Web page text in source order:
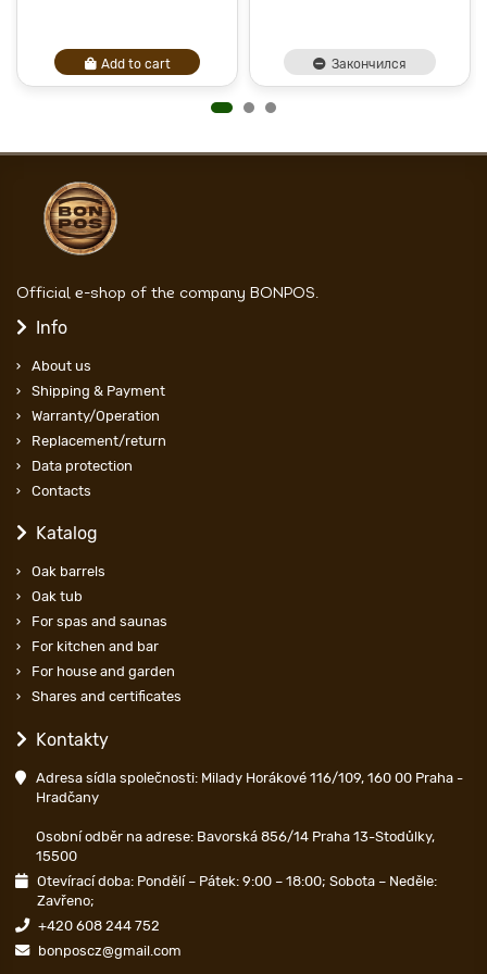
Add to cart Закончился
Official e-shop of the company BONPOS.
Info
About us
Shipping & Payment
Warranty/Operation
Replacement/return
Data protection
Contacts
Katalog
Oak barrels
Oak tub
For spas and saunas
For kitchen and bar
For house and garden
Shares and certificates
Kontakty
Adresa sídla společnosti: Milady Horákové 116/109, 160 00 Praha -
Hradčany
Osobní odběr na adrese: Bavorská 856/14 Praha 13-Stodůlky,
15500
Otevírací doba: Pondělí – Pátek: 9:00 – 18:00; Sobota – Neděle:
Zavřeno;
+420 608 244 752
bonposcz@gmail.com